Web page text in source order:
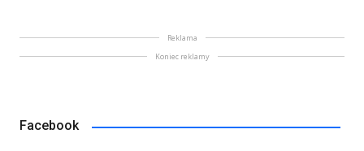
Reklama
Koniec reklamy
Facebook